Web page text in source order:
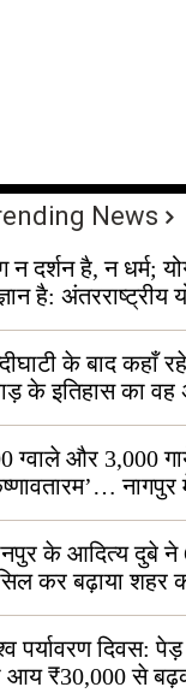
News
न दर्शन है, न धर्म;
है:
के बाद कहाँ
के इतिहास का
में जीवित है
ग्वाले और 3,000
नागपुर
बोले, “ऐसा तो
के आदित्य दुबे ने
कर बढ़ाया शहर
पर्यावरण दिवस:
आय ₹30,000 से